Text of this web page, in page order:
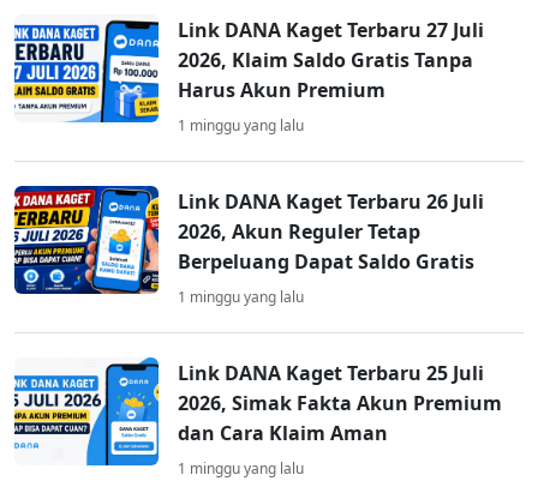
Link DANA Kaget Terbaru 27 Juli
2026, Klaim Saldo Gratis Tanpa
Harus Akun Premium
1 minggu yang lalu
Link DANA Kaget Terbaru 26 Juli
2026, Akun Reguler Tetap
Berpeluang Dapat Saldo Gratis
1 minggu yang lalu
Link DANA Kaget Terbaru 25 Juli
2026, Simak Fakta Akun Premium
dan Cara Klaim Aman
1 minggu yang lalu